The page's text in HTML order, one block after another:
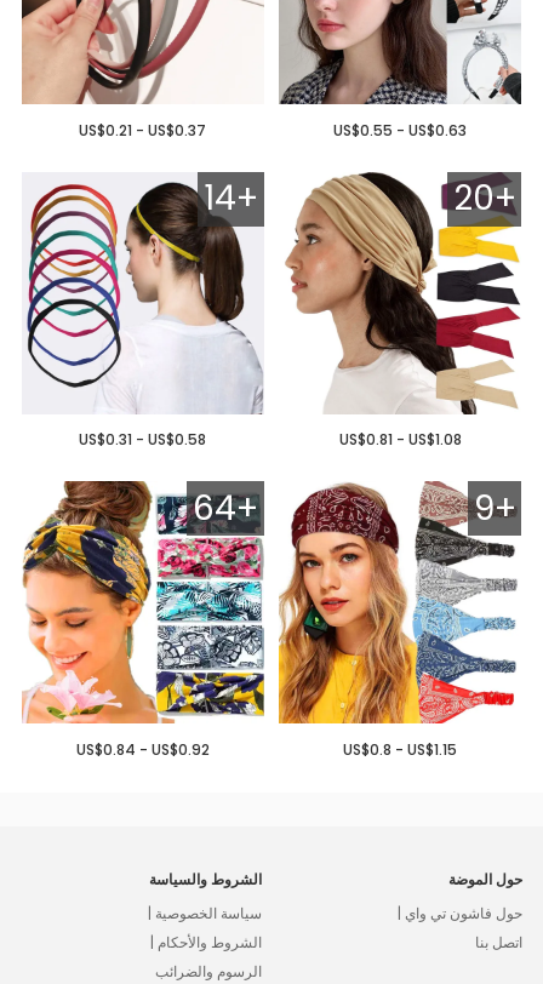
US$0.55 - US$0.63
US$0.21 - US$0.37
20+
US$0.81 - US$1.08
14+
US$0.31 - US$0.58
9+
US$0.8 - US$1.15
64+
US$0.84 - US$0.92
حول الموضة
حول فاشون تي واي |
اتصل بنا
الشروط والسياسة
سياسة الخصوصية |
الشروط والأحكام |
الرسوم والضرائب